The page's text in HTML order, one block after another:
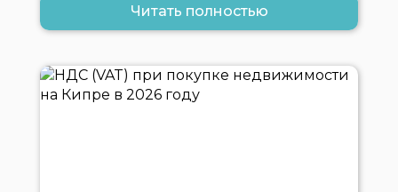
Читать полностью